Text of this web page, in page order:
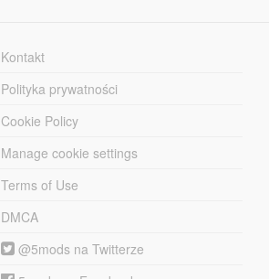
Kontakt
Polityka prywatności
Cookie Policy
Manage cookie settings
Terms of Use
DMCA
@5mods na Twitterze